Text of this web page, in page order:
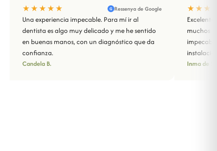
★★★★★ G Ressenya de Google
Una experiencia impecable. Para mí ir al
dentista es algo muy delicado y me he sentido
en buenas manos, con un diagnóstico que da
confianza.
Candela B.
muchos
Inma de